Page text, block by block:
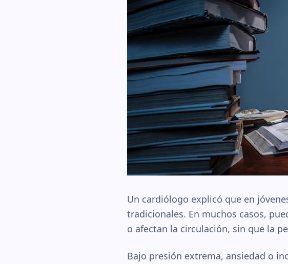
Un cardiólogo explicó que en
tradicionales. En muchos casos,
o afectan la circulación, sin que la
Bajo presión extrema, ansiedad o